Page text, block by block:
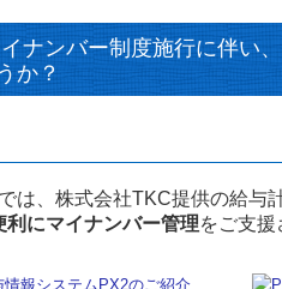
ンバー制度施行に伴い、
か？
は、株式会社TKC提供の給与
利にマイナンバー管理をご支